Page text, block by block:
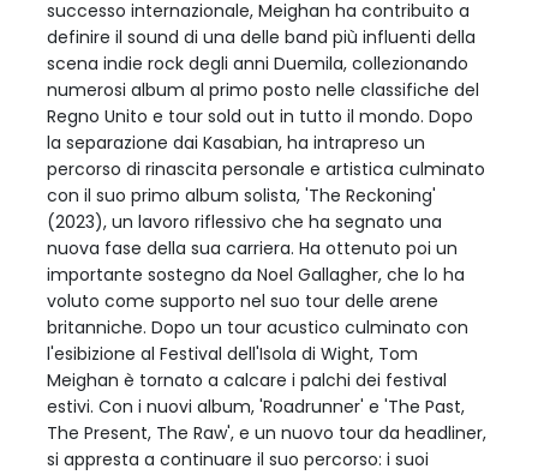
successo internazionale, Meighan ha contribuito a
definire il sound di una delle band più influenti della
scena indie rock degli anni Duemila, collezionando
numerosi album al primo posto nelle classifiche del
Regno Unito e tour sold out in tutto il mondo. Dopo
la separazione dai Kasabian, ha intrapreso un
percorso di rinascita personale e artistica culminato
con il suo primo album solista, 'The Reckoning'
(2023), un lavoro riflessivo che ha segnato una
nuova fase della sua carriera. Ha ottenuto poi un
importante sostegno da Noel Gallagher, che lo ha
voluto come supporto nel suo tour delle arene
britanniche. Dopo un tour acustico culminato con
l'esibizione al Festival dell'Isola di Wight, Tom
Meighan è tornato a calcare i palchi dei festival
estivi. Con i nuovi album, 'Roadrunner' e 'The Past,
The Present, The Raw', e un nuovo tour da headliner,
si appresta a continuare il suo percorso: i suoi